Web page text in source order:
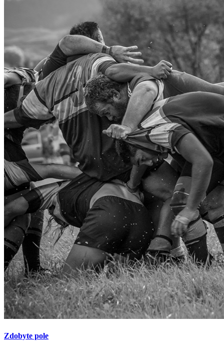
Zdobyte pole